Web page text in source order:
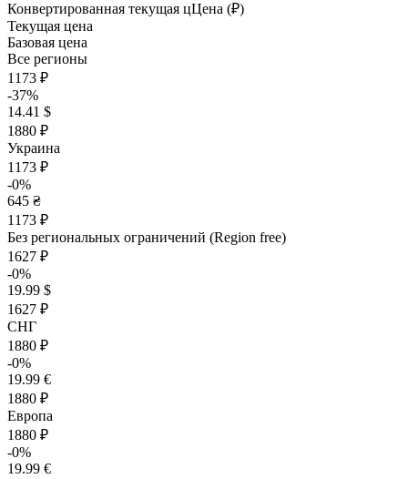
Конвертированная текущая цЦена (₽)
Текущая цена
Базовая цена
Все регионы
1173 ₽
-37%
14.41 $
1880 ₽
Украина
1173 ₽
-0%
645 ₴
1173 ₽
Без региональных ограничений (Region free)
1627 ₽
-0%
19.99 $
1627 ₽
СНГ
1880 ₽
-0%
19.99 €
1880 ₽
Европа
1880 ₽
-0%
19.99 €